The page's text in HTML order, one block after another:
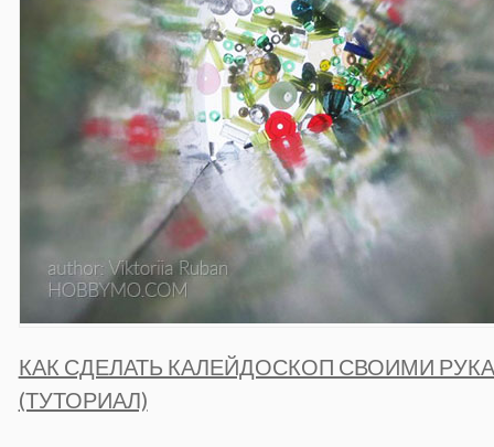
КАК СДЕЛАТЬ КАЛЕЙДОСКОП СВОИМИ
(ТУТОРИАЛ)